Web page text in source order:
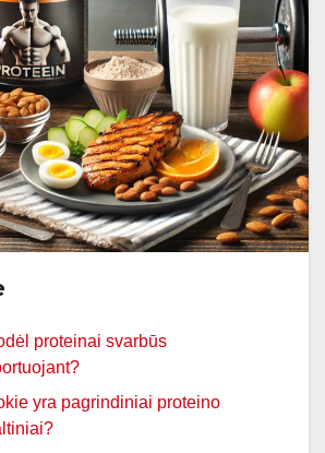
proteinai svarbūs
yra pagrindiniai proteino